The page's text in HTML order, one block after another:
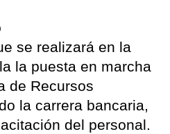
se realizará en la
la puesta en marcha
de Recursos
la carrera bancaria,
del personal.